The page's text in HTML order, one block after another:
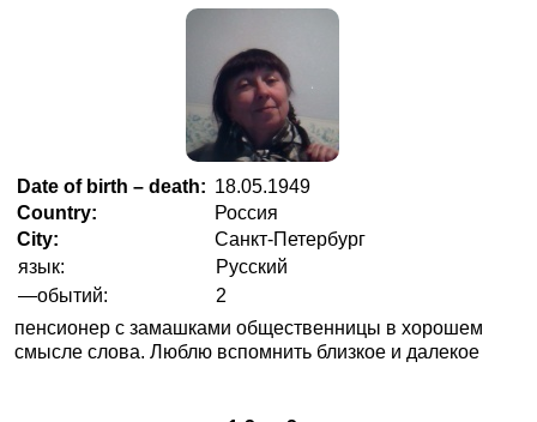
Date of birth – death: 18.05.1949
Country:
Россия
City:
Санкт-Петербург
язык:
Русский
—обытий:
2
пенсионер с замашками общественницы в хорошем
смысле слова. Люблю вспомнить близкое и далекое